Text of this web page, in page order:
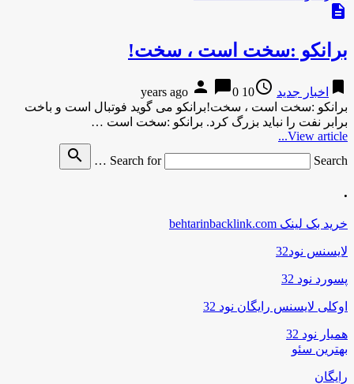
description
برانکو :سخت است ، سخت!
bookmark اخبار جدید access_time
10 years ago
person chat_bubble0
برانکو :سخت است ، سخت!برانکو می گوید فوتبال است و باخت
برابر نفت را نباید بزرگ کرد. برانکو :سخت است …
View article...
Search for
Search …
search
.
خرید بک لینک behtarinbacklink.com
لایسنس نود32
پسورد نود 32
اوکلی لایسنس رایگان نود 32
همیار نود 32
بهترین سئو
رایگان